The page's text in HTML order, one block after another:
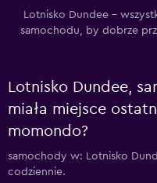
Lotnisko Dundee –
samochodu, by dobrze
Lotnisko Dundee,
miała miejsce
momondo?
samochody w: Lotnisko
codziennie.